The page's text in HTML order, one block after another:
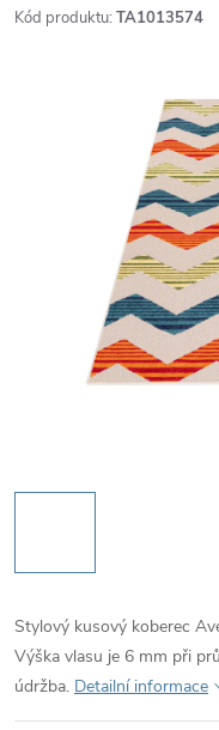
Kód produktu: TA1013574
Stylový kusový koberec
Výška vlasu je 6 mm při
údržba. Detailní informace